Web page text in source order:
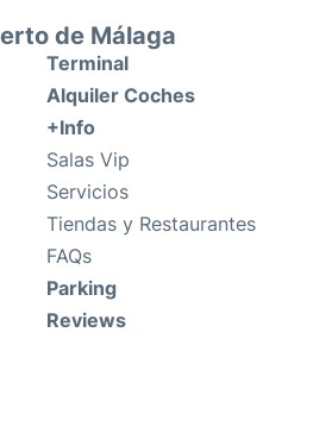
de Málaga
Terminal
Alquiler Coches
+Info
Salas Vip
Servicios
Tiendas y Restaurantes
FAQs
Parking
Reviews